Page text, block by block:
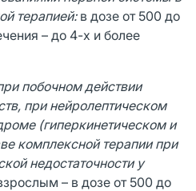
терапией: в дозе от 500 до
– до 4-х и более
побочном действии
при нейролептическом
(гиперкинетическом и
комплексной терапии при
недостаточности у
– в дозе от 500 до